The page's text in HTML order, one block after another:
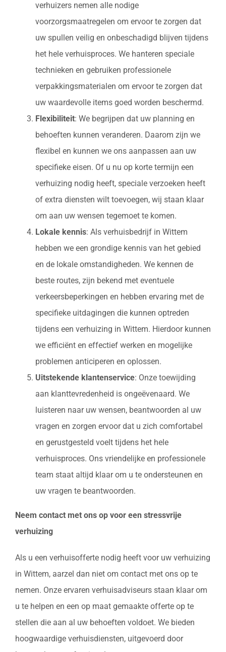
verhuizers nemen alle nodige
voorzorgsmaatregelen om ervoor te zorgen dat
uw spullen veilig en onbeschadigd blijven tijdens
het hele verhuisproces. We hanteren speciale
technieken en gebruiken professionele
verpakkingsmaterialen om ervoor te zorgen dat
uw waardevolle items goed worden beschermd.
Flexibiliteit: We begrijpen dat uw planning en
behoeften kunnen veranderen. Daarom zijn we
flexibel en kunnen we ons aanpassen aan uw
specifieke eisen. Of u nu op korte termijn een
verhuizing nodig heeft, speciale verzoeken heeft
of extra diensten wilt toevoegen, wij staan klaar
om aan uw wensen tegemoet te komen.
Lokale kennis: Als verhuisbedrijf in Wittem
hebben we een grondige kennis van het gebied
en de lokale omstandigheden. We kennen de
beste routes, zijn bekend met eventuele
verkeersbeperkingen en hebben ervaring met de
specifieke uitdagingen die kunnen optreden
tijdens een verhuizing in Wittem. Hierdoor kunnen
we efficiënt en effectief werken en mogelijke
problemen anticiperen en oplossen.
Uitstekende klantenservice: Onze toewijding
aan klanttevredenheid is ongeëvenaard. We
luisteren naar uw wensen, beantwoorden al uw
vragen en zorgen ervoor dat u zich comfortabel
en gerustgesteld voelt tijdens het hele
verhuisproces. Ons vriendelijke en professionele
team staat altijd klaar om u te ondersteunen en
uw vragen te beantwoorden.
Neem contact met ons op voor een stressvrije
verhuizing
Als u een verhuisofferte nodig heeft voor uw verhuizing
in Wittem, aarzel dan niet om contact met ons op te
nemen. Onze ervaren verhuisadviseurs staan klaar om
u te helpen en een op maat gemaakte offerte op te
stellen die aan al uw behoeften voldoet. We bieden
hoogwaardige verhuisdiensten, uitgevoerd door